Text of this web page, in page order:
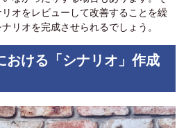
オをレビューして改善することを繰
リオを完成させられるでしょう。
おける「シナリオ」作成